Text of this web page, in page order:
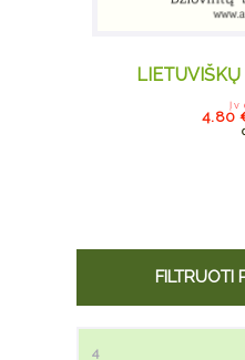
4.80
FILTRUOTI
Min kaina